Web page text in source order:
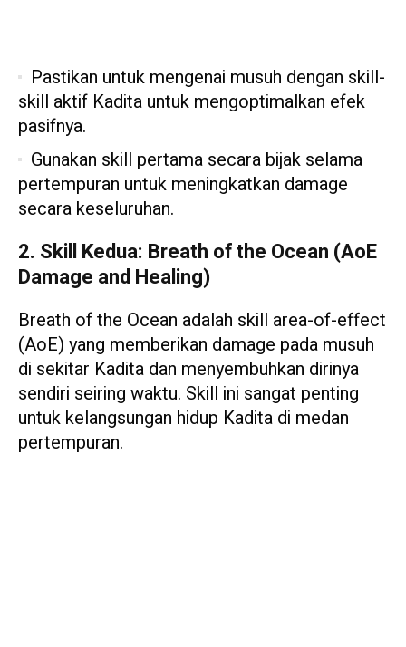
Pastikan untuk mengenai musuh dengan skill-
skill aktif Kadita untuk mengoptimalkan efek
pasifnya.
Gunakan skill pertama secara bijak selama
pertempuran untuk meningkatkan damage
secara keseluruhan.
2. Skill Kedua: Breath of the Ocean (AoE
Damage and Healing)
Breath of the Ocean adalah skill area-of-effect
(AoE) yang memberikan damage pada musuh
di sekitar Kadita dan menyembuhkan dirinya
sendiri seiring waktu. Skill ini sangat penting
untuk kelangsungan hidup Kadita di medan
pertempuran.